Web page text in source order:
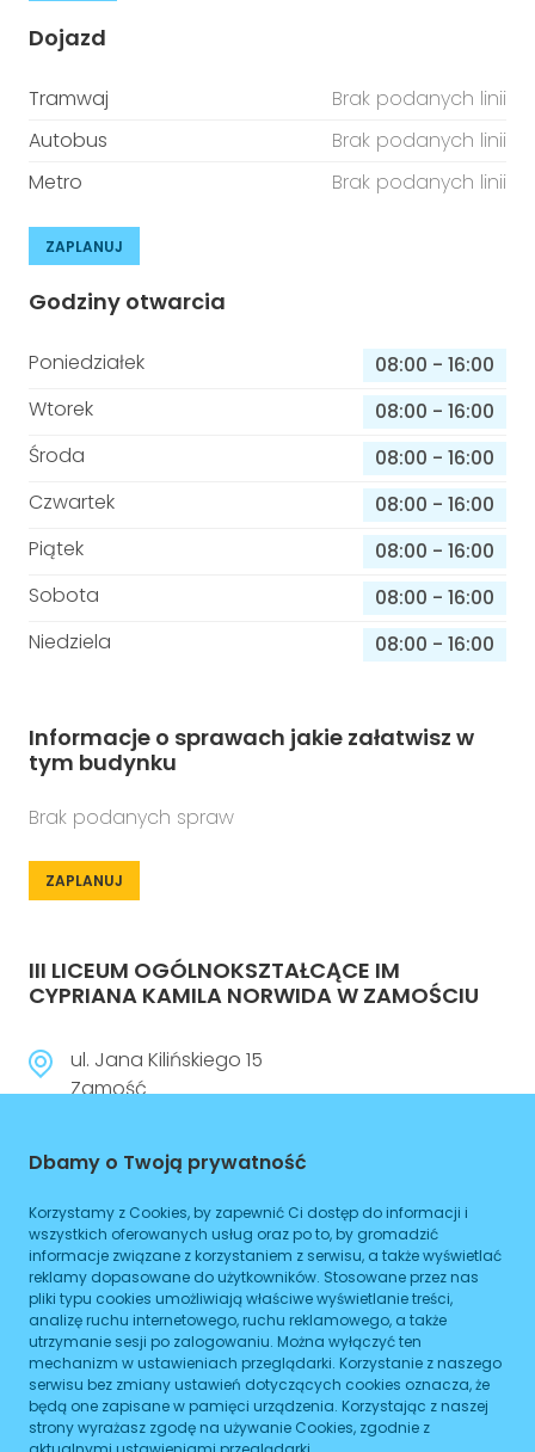
Dojazd
Tramwaj
Brak podanych linii
Autobus
Brak podanych linii
Metro
Brak podanych linii
ZAPLANUJ
Godziny otwarcia
Poniedziałek 08:00 - 16:00
Wtorek
08:00 - 16:00
Środa
08:00 - 16:00
Czwartek
08:00 - 16:00
Piątek
08:00 - 16:00
Sobota
08:00 - 16:00
Niedziela
08:00 - 16:00
Informacje o sprawach jakie załatwisz w
tym budynku
Brak podanych spraw
ZAPLANUJ
III LICEUM OGÓLNOKSZTAŁCĄCE IM
CYPRIANA KAMILA NORWIDA W ZAMOŚCIU
ul. Jana Kilińskiego 15
Zamość
Czynne
Planowane zamknięcie 16:00
WIĘCEJ
Dojazd
Tramwaj Brak podanych linii
Dbamy o Twoją prywatność
Korzystamy z Cookies, by zapewnić Ci dostęp do informacji i
wszystkich oferowanych usług oraz po to, by gromadzić
informacje związane z korzystaniem z serwisu, a także wyświetlać
reklamy dopasowane do użytkowników. Stosowane przez nas
pliki typu cookies umożliwiają właściwe wyświetlanie treści,
analizę ruchu internetowego, ruchu reklamowego, a także
utrzymanie sesji po zalogowaniu. Można wyłączyć ten
mechanizm w ustawieniach przeglądarki. Korzystanie z naszego
serwisu bez zmiany ustawień dotyczących cookies oznacza, że
będą one zapisane w pamięci urządzenia. Korzystając z naszej
strony wyrażasz zgodę na używanie Cookies, zgodnie z